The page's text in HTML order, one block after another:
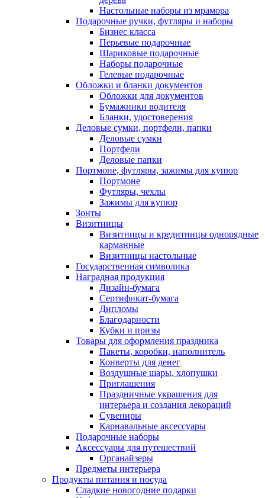
Настольные наборы из мрамора
Подарочные ручки, футляры и наборы
Бизнес класса
Перьевые подарочные
Шариковые подарочные
Наборы подарочные
Гелевые подарочные
Обложки и бланки документов
Обложки для документов
Бумажники водителя
Бланки, удостоверения
Деловые сумки, портфели, папки
Деловые сумки
Портфели
Деловые папки
Портмоне, футляры, зажимы для купюр
Портмоне
Футляры, чехлы
Зажимы для купюр
Зонты
Визитницы
Визитницы и кредитницы однорядные
карманные
Визитницы настольные
Государственная символика
Наградная продукция
Дизайн-бумага
Сертификат-бумага
Дипломы
Благодарности
Кубки и призы
Товары для оформления праздника
Пакеты, коробки, наполнитель
Конверты для денег
Воздушные шары, хлопушки
Приглашения
Праздничные украшения для
интерьера и создания декораций
Сувениры
Карнавальные аксессуары
Подарочные наборы
Аксессуары для путешествий
Органайзеры
Предметы интерьера
Продукты питания и посуда
Сладкие новогодние подарки